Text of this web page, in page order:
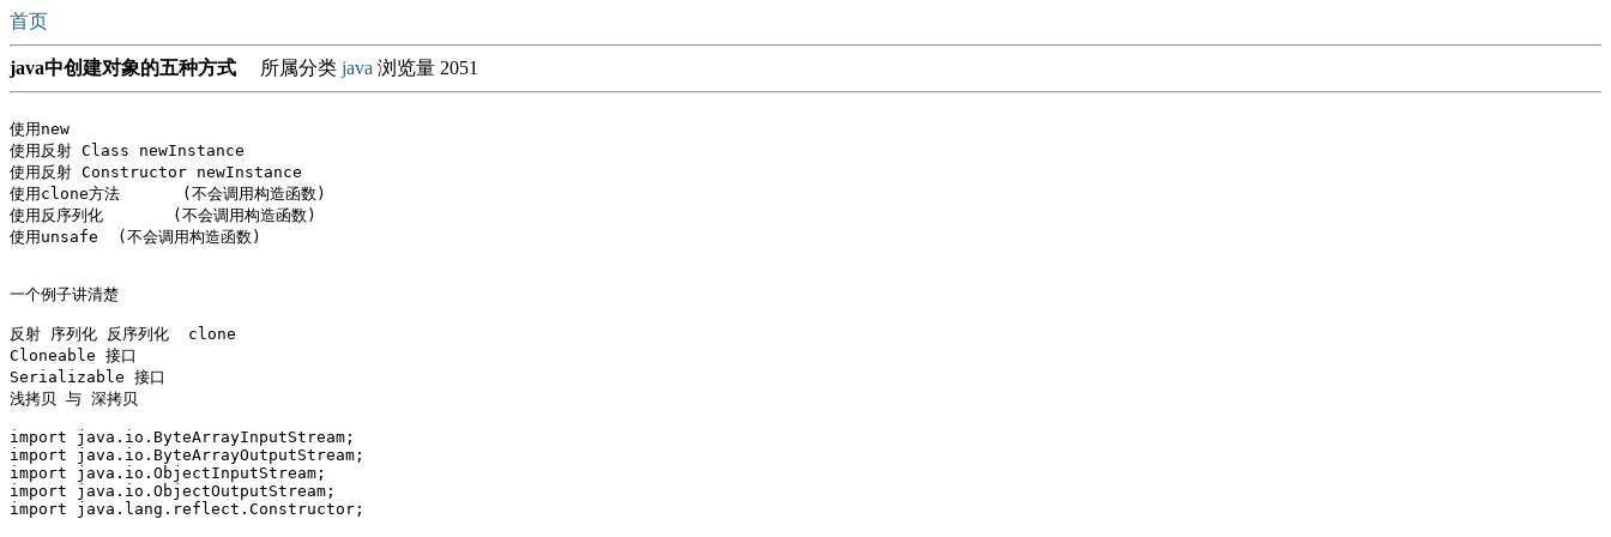
首页
java中创建对象的五种方式 所属分类 java 浏览量 2051
使用new
使用反射 Class newInstance
使用反射 Constructor newInstance
使用clone方法	  (不会调用构造函数)
使用反序列化	 (不会调用构造函数)
使用unsafe  (不会调用构造函数)
一个例子讲清楚
反射 序列化 反序列化  clone
Cloneable 接口
Serializable 接口
浅拷贝 与 深拷贝
import java.io.ByteArrayInputStream;
import java.io.ByteArrayOutputStream;
import java.io.ObjectInputStream;
import java.io.ObjectOutputStream;
import java.lang.reflect.Constructor;